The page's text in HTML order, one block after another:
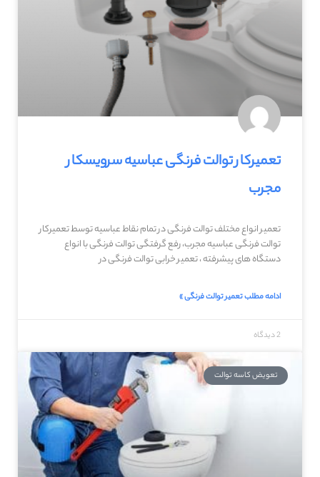
تعمیرکار توالت فرنگی عباسیه سرویسکار
مجرب
تعمیر انواع مختلف توالت فرنگی در تمام نقاط عباسیه توسط تعمیرکار
توالت فرنگی عباسیه مجرب، رفع گرفتگی توالت فرنگی با انواع
دستگاه های پیشرفته ، تعمیر خرابی توالت فرنگی در
ادامه مطلب تعمیر توالت فرنگی »
2 دیدگاه
تعویض کاسه توالت